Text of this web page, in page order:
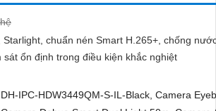
Starlight, chuẩn nén Smart H.265+, chống
sát ổn định trong điều kiện khắc nghiệt